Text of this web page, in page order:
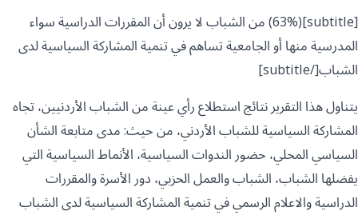
[subtitle](63%) من الشباب لا يرون أن المقررات الدراسية سواء
المدرسية منها أو الجامعية تساهم في تنمية المشاركة السياسية لدى
الشباب[/subtitle]
يتناول هذا التقرير نتائج استطلاع رأي عينة من الشباب الأردنيين، تجاه
المشاركة السياسية للشباب الأردني، من حيث: مدى متابعة الشأن
السياسي المحلي، حضور الندوات السياسية، الأنماط السياسية التي
يفضلها الشباب، الشباب والعمل الحزبي، دور الأسرة والمقررات
الدراسية والاعلام الرسمي في تنمية المشاركة السياسية لدى الشباب